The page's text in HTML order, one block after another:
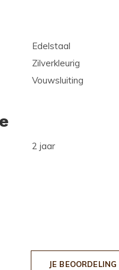
Edelstaal
Zilverkleurig
Vouwsluiting
2 jaar
JE